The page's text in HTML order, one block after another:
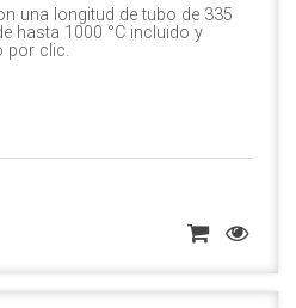
una longitud de tubo de 335
hasta 1000 °C incluido y
por clic.